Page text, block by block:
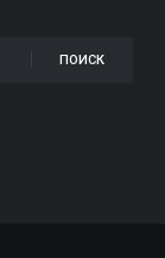
ПОИСК